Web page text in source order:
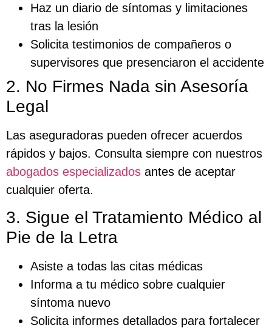
Haz un diario de síntomas y limitaciones
tras la lesión
Solicita testimonios de compañeros o
supervisores que presenciaron el accidente
2. No Firmes Nada sin Asesoría
Legal
Las aseguradoras pueden ofrecer acuerdos
rápidos y bajos. Consulta siempre con nuestros
abogados especializados antes de aceptar
cualquier oferta.
3. Sigue el Tratamiento Médico al
Pie de la Letra
Asiste a todas las citas médicas
Informa a tu médico sobre cualquier
síntoma nuevo
Solicita informes detallados para fortalecer